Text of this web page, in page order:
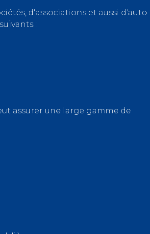
d'associations et aussi d'auto-
:
assurer une large gamme de